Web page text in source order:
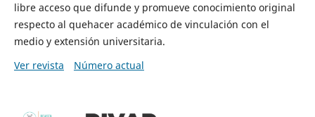
libre acceso que difunde y promueve conocimiento original
respecto al quehacer académico de vinculación con el
medio y extensión universitaria.
Ver revista
Número actual